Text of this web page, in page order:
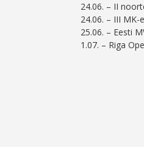
24.06. – II
24.06. – III
25.06. – Eesti
1.07. – Riga